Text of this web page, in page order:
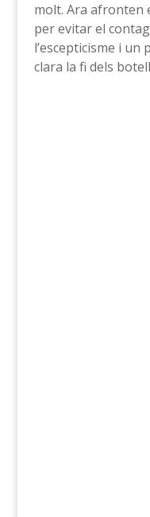
molt. Ara afronten
per evitar el
l’escepticisme i un
clara la fi dels